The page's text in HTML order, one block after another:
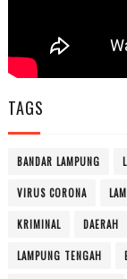
TAGS
BANDAR LAMPUNG
VIRUS CORONA
KRIMINAL DAERAH
LAMPUNG TENGAH